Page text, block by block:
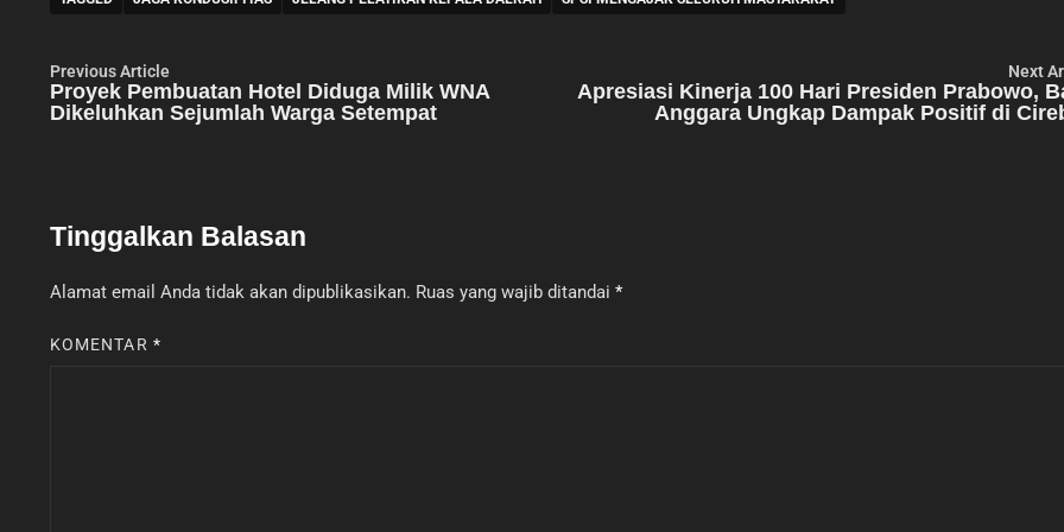
Navigasi
pos
Previous Article
article:
Proyek Pembuatan Hotel Diduga Milik WNA
Dikeluhkan Sejumlah Warga Setempat
Next
Apresiasi Kinerja 100 Hari Presiden Prabowo,
Anggara Ungkap Dampak Positif di
Tinggalkan Balasan
Alamat email Anda tidak akan dipublikasikan. Ruas yang wajib ditandai *
KOMENTAR *